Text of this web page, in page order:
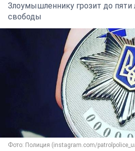
Злоумышленнику грозит до пяти
свободы
Фото: Полиция (instagram.com/